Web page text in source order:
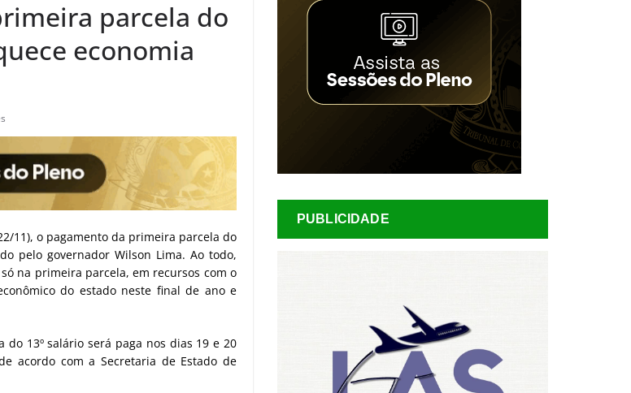
parcela do
economia
11), o pagamento da primeira parcela do
pelo governador Wilson Lima. Ao todo,
na primeira parcela, em recursos com o
do estado neste final de ano e
13º salário será paga nos dias 19 e 20
acordo com a Secretaria de Estado de
PUBLICIDADE